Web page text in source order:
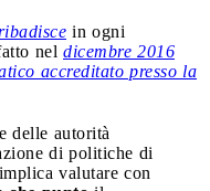
in ogni
nel dicembre 2016
accreditato presso la
delle autorità
di politiche di
valutare con